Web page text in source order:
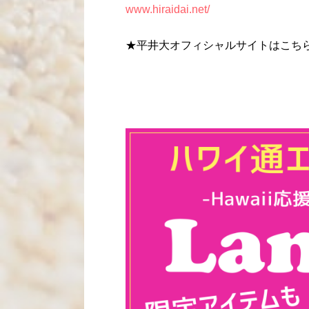
www.hiraidai.net/
★平井大オフィシャルサイトはこち